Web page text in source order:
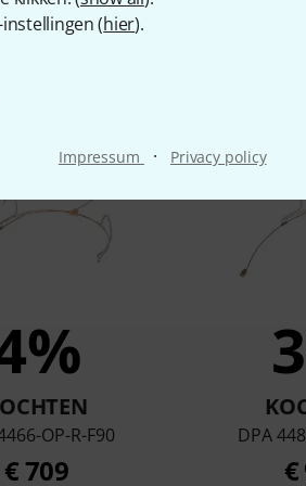
(hier).
Impressum · Privacy policy
kochten
OP-R-F90
€ 709
DPA
€